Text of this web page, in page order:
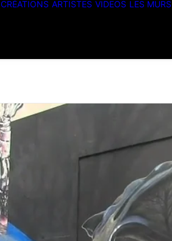
CRÉATIONS ARTISTES VIDEOS LES MURS